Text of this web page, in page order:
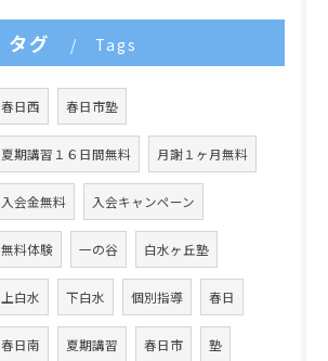
タグ Tags
春日西 春日市塾
夏期講習１６日間無料 月謝１ヶ月無料
入会金無料 入会キャンペーン
無料体験 一の谷 白水ヶ丘塾
上白水 下白水 個別指導 春日
春日南 夏期講習 春日市 塾